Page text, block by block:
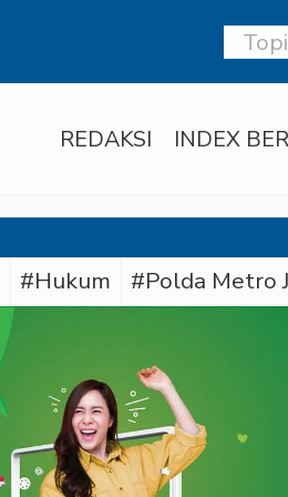
REDAKSI INDEX
#Hukum #Polda Metro